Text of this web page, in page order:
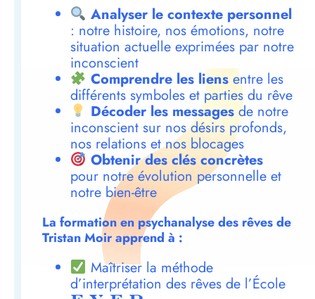
Analyser le contexte personnel
: notre histoire, nos émotions, notre
situation actuelle exprimées par notre
inconscient
Comprendre les liensentre les
différents symboles et parties du rêve
Décoder les messagesde notre
inconscient sur nos désirs profonds,
nos relations et nos blocages
Obtenir des clés concrètes
pour notre évolution personnelle et
notre bien-être
La formation en psychanalyse des rêves de
Tristan Moir apprend à :
Maîtriser la méthode
d’interprétation des rêves de l’École